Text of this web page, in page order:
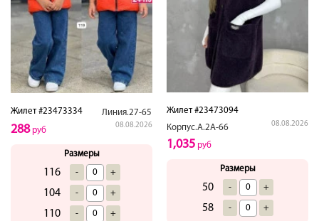
Жилет #23473334 Линия.27-65
08.08.2026
288руб
Размеры
116 - +
104 - +
110 - +
Жилет #23473094
Корпус.А.2А-66
08.08.2026
1,035 руб
Размеры
50 - +
58 - +